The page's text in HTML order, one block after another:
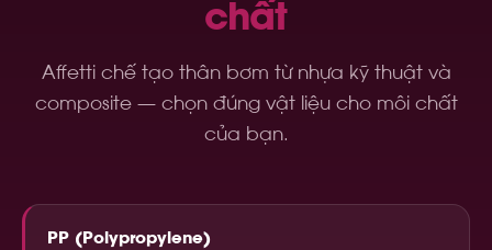
chất
Affetti chế tạo thân bơm từ nhựa kỹ thuật và
composite — chọn đúng vật liệu cho môi chất
của bạn.
PP (Polypropylene)